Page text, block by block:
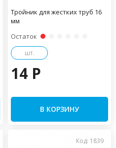
Тройник для жестких труб 16
мм
Остаток
шт.
14 P
В КОРЗИНУ
Код: 1839